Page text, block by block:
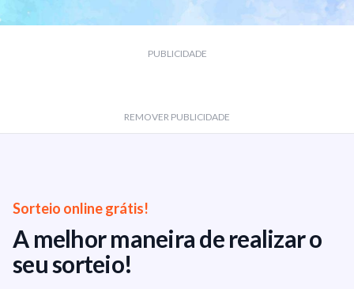
PUBLICIDADE
REMOVER PUBLICIDADE
Sorteio online grátis!
A melhor maneira de realizar o
seu sorteio!